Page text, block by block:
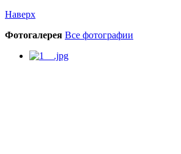
Наверх
Фотогалерея Все фотографии